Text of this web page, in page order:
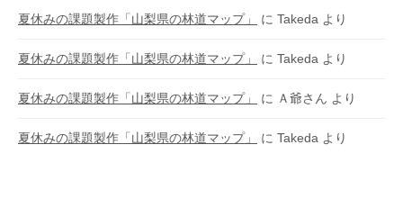
夏休みの課題製作「山梨県の林道マップ」 に Takeda より
夏休みの課題製作「山梨県の林道マップ」 に Takeda より
夏休みの課題製作「山梨県の林道マップ」 に Ａ爺さん より
夏休みの課題製作「山梨県の林道マップ」 に Takeda より